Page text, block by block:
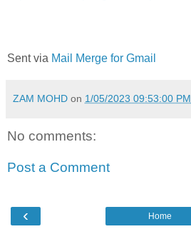
Sent via Mail Merge for Gmail
ZAM MOHD on 1/05/2023 09:53:00 PM
No comments:
Post a Comment
‹ Home